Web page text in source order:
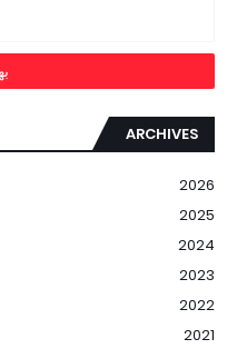
ARCHIVES
2026
2025
2024
2023
2022
2021